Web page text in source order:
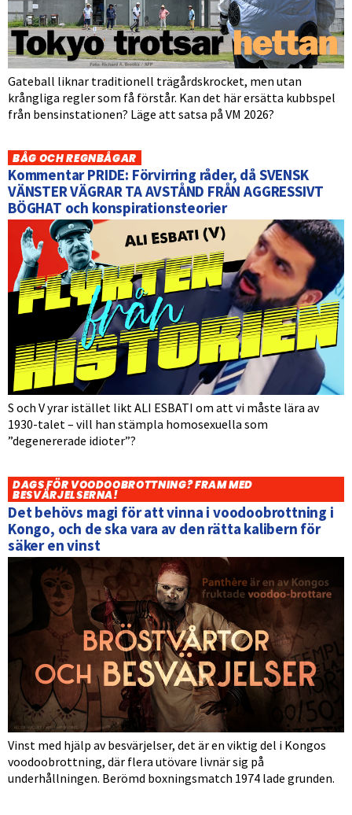
Gateball liknar traditionell trägårdskrocket, men utan
krångliga regler som få förstår. Kan det här ersätta kubbspel
från bensinstationen? Läge att satsa på VM 2026?
BÅG OCH REGNBÅGAR
Kommentar PRIDE: Förvirring råder, då SVENSK
VÄNSTER VÄGRAR TA AVSTÅND FRÅN AGGRESSIVT
BÖGHAT och konspirationsteorier
S och V yrar istället likt ALI ESBATI om att vi måste lära av
1930-talet – vill han stämpla homosexuella som
”degenererade idioter”?
DAGS FÖR VOODOOBROTTNING? FRAM MED
BESVÄRJELSERNA!
Det behövs magi för att vinna i voodoobrottning i
Kongo, och de ska vara av den rätta kalibern för
säker en vinst
Vinst med hjälp av besvärjelser, det är en viktig del i Kongos
voodoobrottning, där flera utövare livnär sig på
underhållningen. Berömd boxningsmatch 1974 lade grunden.